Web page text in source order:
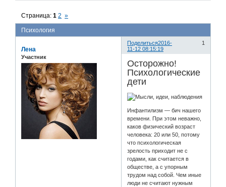
Психология
Страница:1 2 »
Поделиться 1
2016-
11-12 08:15:19
Лена
Участник
Осторожно!
Психологические
дети
Инфантилизм — бич нашего
времени. При этом неважно,
каков физический возраст
человека: 20 или 50, потому
что психологическая
зрелость приходит не с
годами, как считается в
обществе, а с упорным
трудом над собой. Чем иные
люди не считают нужным